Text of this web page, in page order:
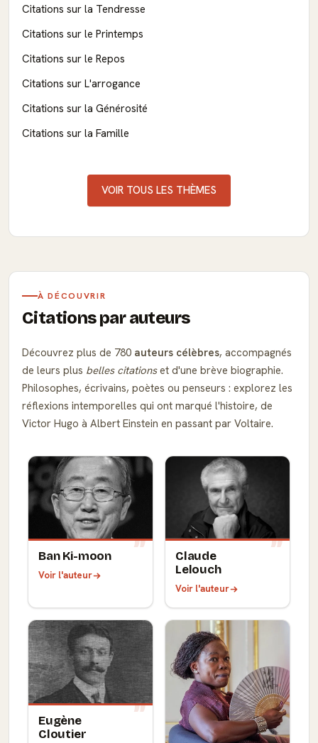
Citations sur la Tendresse
Citations sur le Printemps
Citations sur le Repos
Citations sur L'arrogance
Citations sur la Générosité
Citations sur la Famille
VOIR TOUS LES THÈMES
À DÉCOUVRIR
Citations par auteurs
Découvrez plus de 780 auteurs célèbres, accompagnés
de leurs plus belles citationset d'une brève biographie.
Philosophes, écrivains, poètes ou penseurs : explorez les
réflexions intemporelles qui ont marqué l'histoire, de
Victor Hugo à Albert Einstein en passant par Voltaire.
Ban Ki-moon
Voir l'auteur
Claude
Lelouch
Voir l'auteur
Eugène
Cloutier